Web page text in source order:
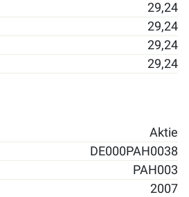
29,24
29,24
29,24
29,24
Aktie
DE000PAH0038
PAH003
2007